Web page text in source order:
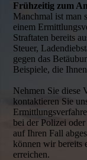
Frühzeitig zum
Manchmal ist man
einem
Straftaten bereits
Steuer,
gegen das
Beispiele, die
Nehmen Sie diese
kontaktieren Sie
bei der Polizei
auf Ihren Fall
können wir bereits
erreichen.